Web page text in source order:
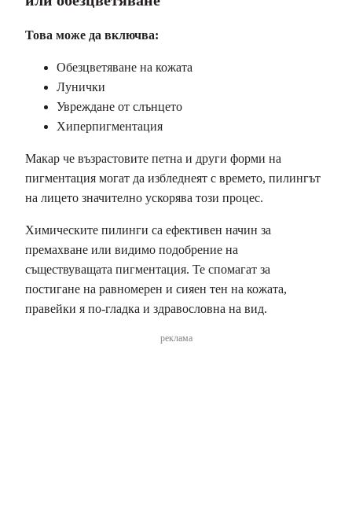
Това може да включва:
Обезцветяване на кожата
Лунички
Увреждане от слънцето
Хиперпигментация
Макар че възрастовите петна и други форми на
пигментация могат да избледнеят с времето, пилингът
на лицето значително ускорява този процес.
Химическите пилинги са ефективен начин за
премахване или видимо подобрение на
съществуващата пигментация. Те спомагат за
постигане на равномерен и сияен тен на кожата,
правейки я по-гладка и здравословна на вид.
реклама